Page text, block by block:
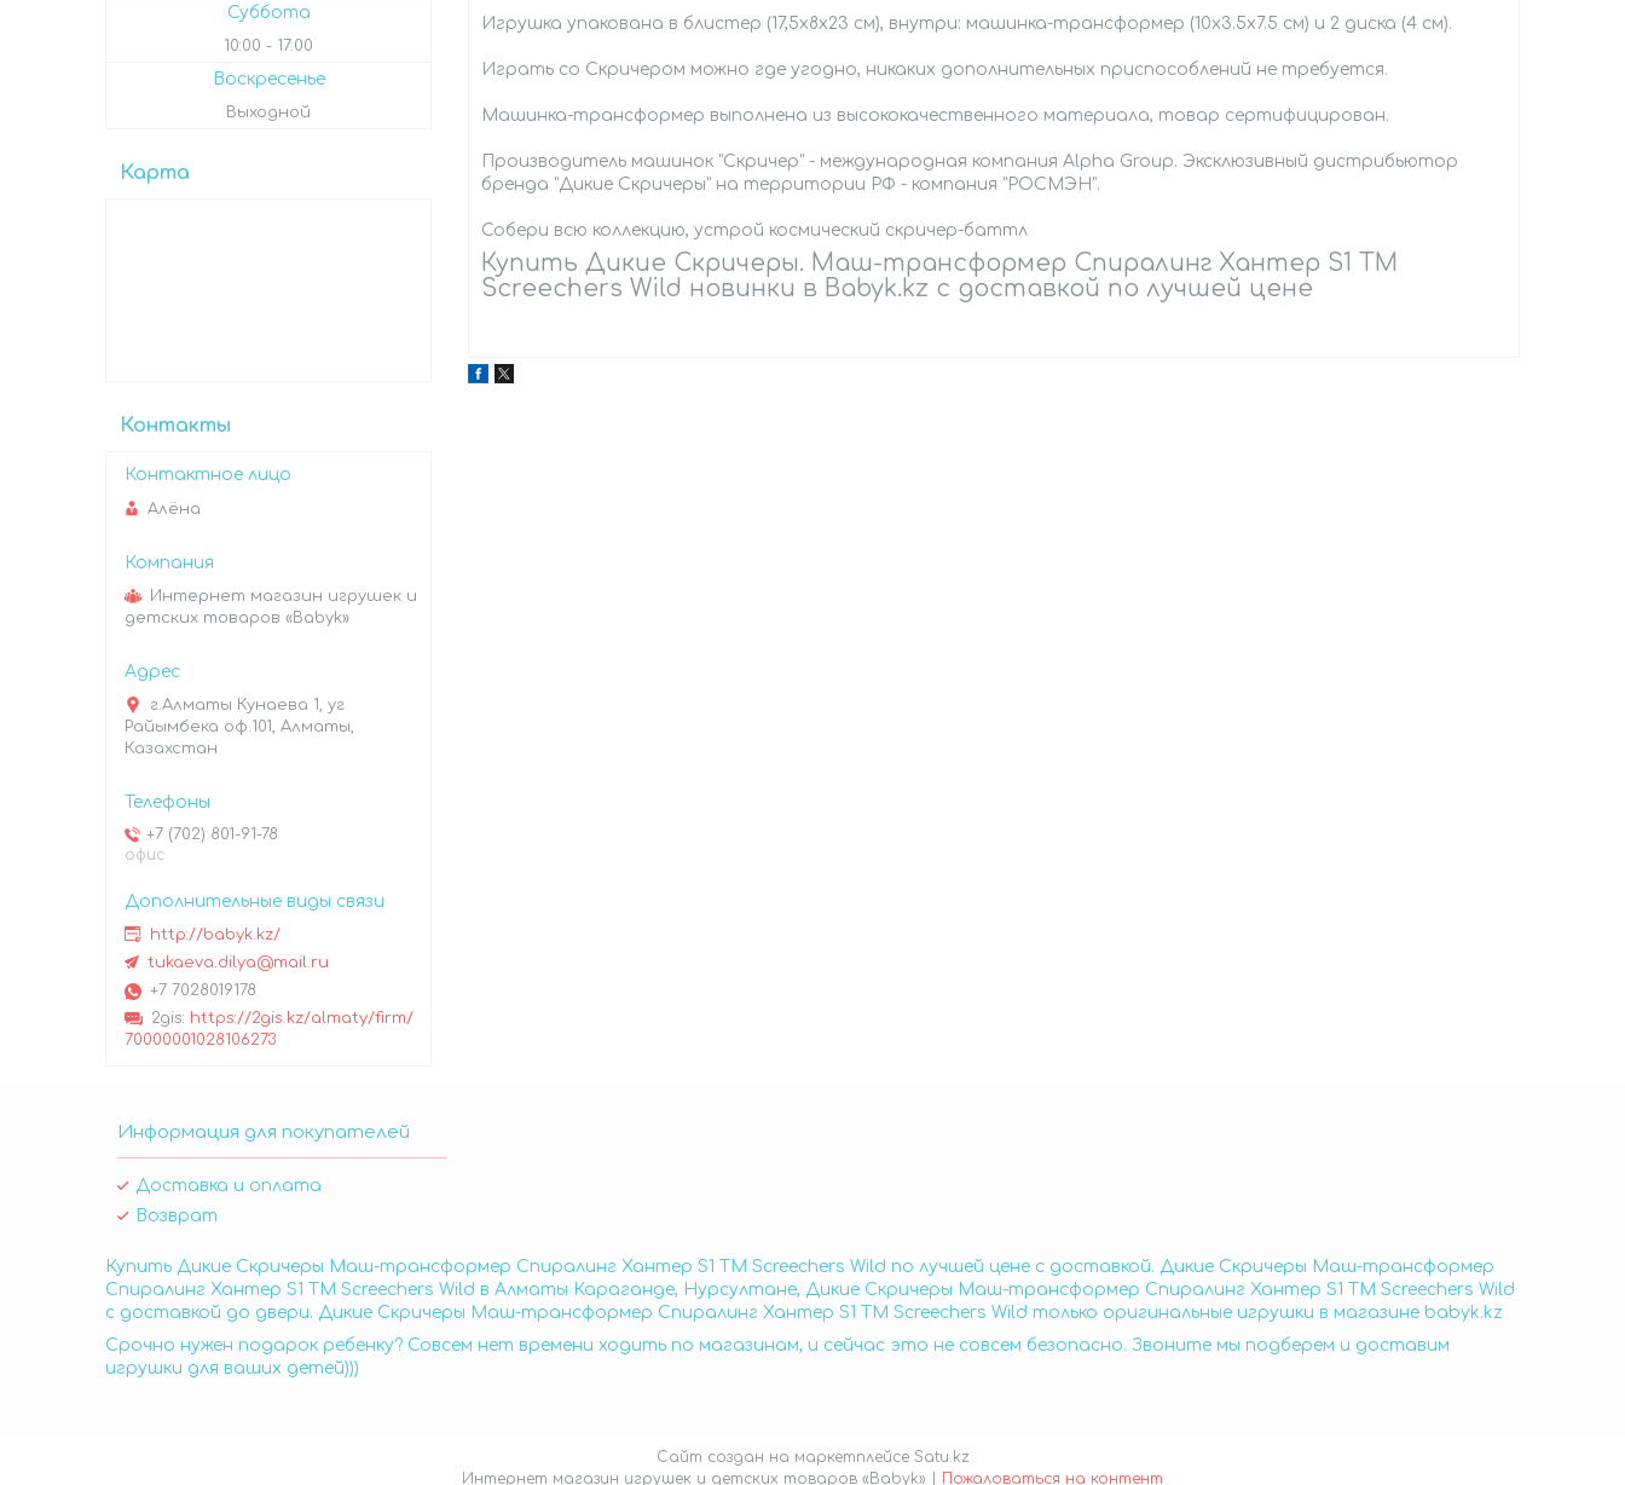
Игрушка упакована в блистер (17,5х8х23 см), внутри: машинка-трансформер (10х3.5х7.5 см) и 2 диска (4 см).
Играть со Скричером можно где угодно, никаких дополнительных приспособлений не требуется.
Машинка-трансформер выполнена из высококачественного материала, товар сертифицирован.
Производитель машинок "Скричер" - международная компания Alpha Group. Эксклюзивный дистрибьютор
бренда "Дикие Скричеры" на территории РФ - компания "РОСМЭН".
Собери всю коллекцию, устрой космический скричер-баттл
Купить Дикие Скричеры. Маш-трансформер Спиралинг Хантер S1 ТМ
Screechers Wild новинки в Babyk.kz с доставкой по лучшей цене
Суббота
10:00 17:00
Воскресенье
Выходной
Карта
Контакты
Алёна
Интернет магазин игрушек и
детских товаров «Babyk»
г.Алматы Кунаева 1, уг
Райымбека оф.101, Алматы,
Казахстан
+7 (702) 801-91-78
офис
http://babyk.kz/
tukaeva.dilya@mail.ru
+7 7028019178
2gis https://2gis.kz/almaty/firm/
70000001028106273
Информация для покупателей
Доставка и оплата
Возврат
Купить Дикие Скричеры Маш-трансформер Спиралинг Хантер S1 ТМ Screechers Wild по лучшей цене с доставкой. Дикие Скричеры Маш-трансформер
Спиралинг Хантер S1 ТМ Screechers Wild в Алматы Караганде, Нурсултане, Дикие Скричеры Маш-трансформер Спиралинг Хантер S1 ТМ Screechers Wild
с доставкой до двери. Дикие Скричеры Маш-трансформер Спиралинг Хантер S1 ТМ Screechers Wild только оригинальные игрушки в магазине babyk.kz
Срочно нужен подарок ребенку? Совсем нет времени ходить по магазинам, и сейчас это не совсем безопасно. Звоните мы подберем и доставим
игрушки для ваших детей)))
Сайт создан на маркетплейсе Satu.kz
Пожаловаться на контент